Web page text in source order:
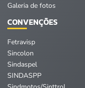
Galeria de fotos
CONVENÇÕES
Fetravisp
Sincolon
Sindaspel
SINDASPP